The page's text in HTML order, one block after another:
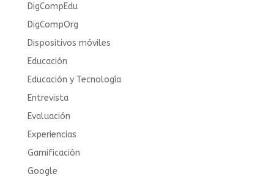
DigCompEdu
DigCompOrg
Dispositivos móviles
Educación
Educación y Tecnología
Entrevista
Evaluación
Experiencias
Gamificación
Google